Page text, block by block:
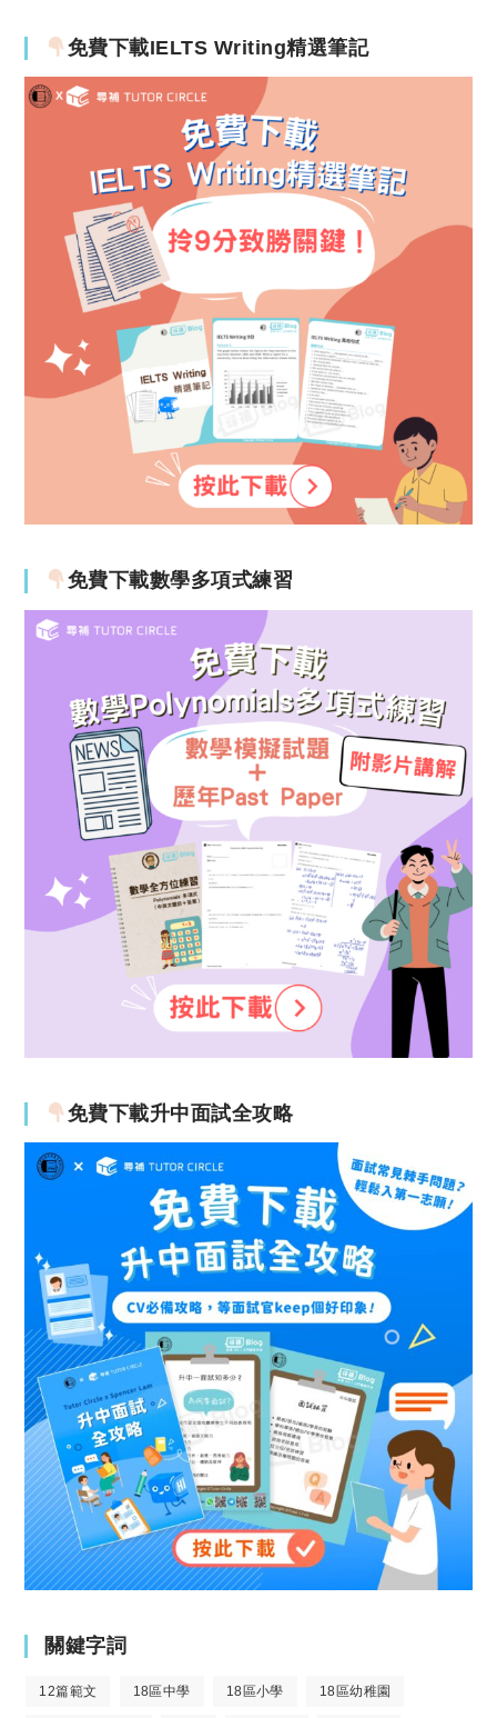
免費下載IELTS Writing精選筆記
免費下載數學多項式練習
免費下載升中面試全攻略
關鍵字詞
12篇範文 18區中學 18區小學 18區幼稚園